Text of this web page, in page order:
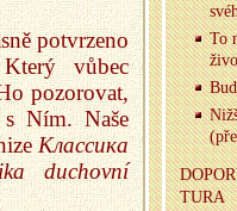
potvrzeno
vůbec
pozorovat,
Ním. Naše
Классика
duchovní
To
TU­RA